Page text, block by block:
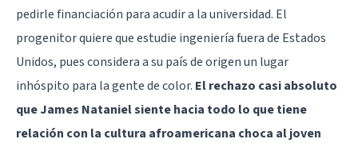
pedirle financiación para acudir a la universidad. El
progenitor quiere que estudie ingeniería fuera de Estados
Unidos, pues considera a su país de origen un lugar
inhóspito para la gente de color. El rechazo casi absoluto
que James Nataniel siente hacia todo lo que tiene
relación con la cultura afroamericana choca al joven